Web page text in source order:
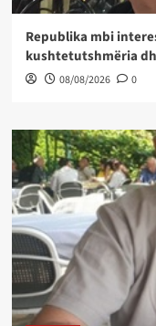
Republika mbi
kushtetutshmëria
08/08/2026 0